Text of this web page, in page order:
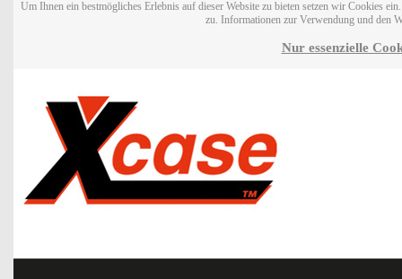
Um Ihnen ein bestmögliches Erlebnis auf dieser Website zu bieten setzen wir Cookies
zu. Informationen zur Verwendung und den
Nur essenzielle